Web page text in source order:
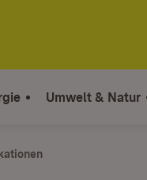
Umwelt & Natur